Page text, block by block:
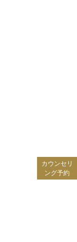
カウンセリ
ング予約